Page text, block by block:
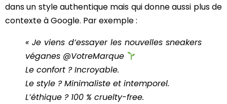
dans un style authentique mais qui donne aussi plus de
contexte à Google. Par exemple :
« Je viens d’essayer les nouvelles sneakers
véganes @VotreMarque
Le confort ? Incroyable.
Le style ? Minimaliste et intemporel.
L’éthique ? 100 % cruelty-free.